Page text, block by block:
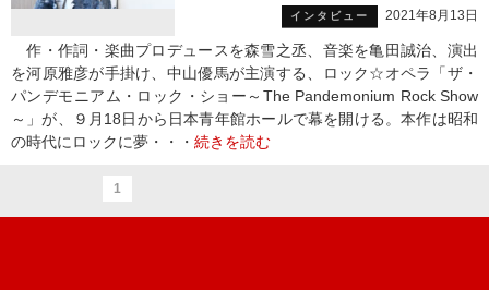
インタビュー 2021年8月13日
作・作詞・楽曲プロデュースを森雪之丞、音楽を亀田誠治、演出
を河原雅彦が手掛け、中山優馬が主演する、ロック☆オペラ「ザ・
パンデモニアム・ロック・ショー～The Pandemonium Rock Show
～」が、９月18日から日本青年館ホールで幕を開ける。本作は昭和
の時代にロックに夢・・・ 続きを読む
1